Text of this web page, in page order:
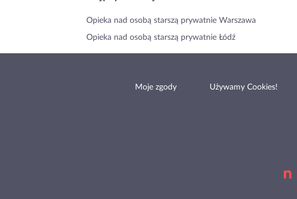
Opieka nad osobą starszą prywatnie Warszawa
Opieka nad osobą starszą prywatnie Łódź
Moje zgody Używamy Cookies!